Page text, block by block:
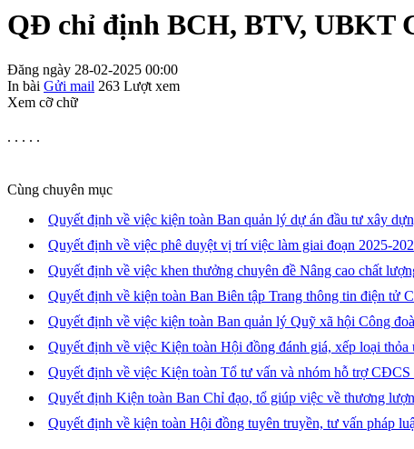
QĐ chỉ định BCH, BTV, UBKT
Đăng ngày 28-02-2025 00:00
In bài Gửi mail 263 Lượt xem
Xem cỡ chữ
. . . . .
Cùng chuyên mục
Quyết định về việc kiện toàn Ban quản lý dự án đầu tư xây
Quyết định về việc phê duyệt vị trí việc làm giai đoạn 2025-
Quyết định về việc khen thưởng chuyên đề Nâng cao chất
Quyết định về kiện toàn Ban Biên tập Trang thông tin điện tử
Quyết định về việc kiện toàn Ban quản lý Quỹ xã hội Công
Quyết định về việc Kiện toàn Hội đồng đánh giá, xếp loại
Quyết định về việc Kiện toàn Tổ tư vấn và nhóm hỗ trợ
Quyết định Kiện toàn Ban Chỉ đạo, tổ giúp việc về thương
Quyết định về kiện toàn Hội đồng tuyên truyền, tư vấn pháp